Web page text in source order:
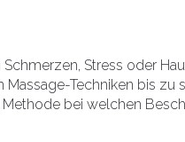
Stress oder
Techniken bis zu
bei welchen